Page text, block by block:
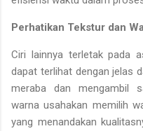
Perhatikan Tekstur dan
Ciri lainnya terletak pada
dapat terlihat dengan jelas
meraba dan mengambil
warna usahakan memilih
yang menandakan